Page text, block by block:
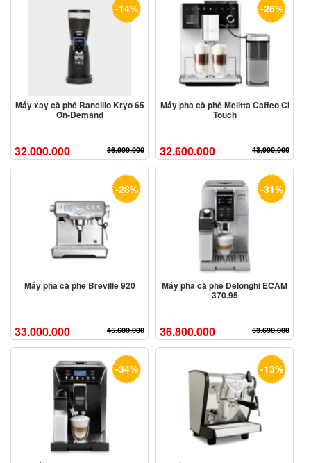
-14%
Máy xay cà phê Rancilio Kryo 65
On-Demand
32.000.000 36.999.000
-26%
Máy pha cà phê Melitta Caffeo CI
Touch
32.600.000 43.990.000
-28%
Máy pha cà phê Breville 920
33.000.000 45.600.000
-31%
Máy pha cà phê Delonghi ECAM
370.95
36.800.000 53.690.000
-34% -13%